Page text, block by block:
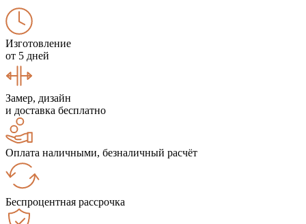
Изготовление
от 5 дней
Замер, дизайн
и доставка бесплатно
Оплата наличными, безналичный расчёт
Беспроцентная рассрочка